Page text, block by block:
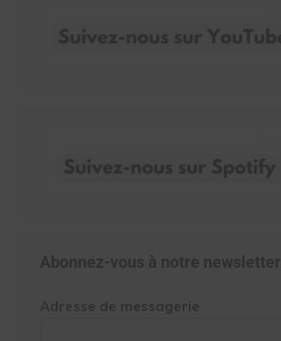
Abonnez-vous à notre newsletter
Adresse de messagerie